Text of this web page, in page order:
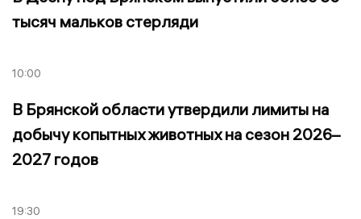
тысяч мальков стерляди
10:00
В Брянской области утвердили лимиты на
добычу копытных животных на сезон 2026–
2027 годов
19:30